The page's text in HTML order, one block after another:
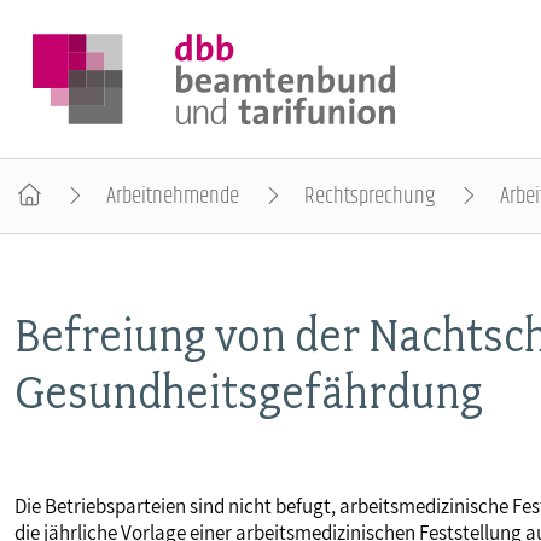
BEAMTINNEN & BEAMTE
ARBEITNEHMENDE
POLITIK & POSITIONEN
Arbeitnehmende Rechtsprechung
Befreiung von der
Gesundheitsgefährdung
Die Betriebsparteien sind nicht befugt, arbeitsmedizinische
die jährliche Vorlage einer arbeitsmedizinischen Feststellung